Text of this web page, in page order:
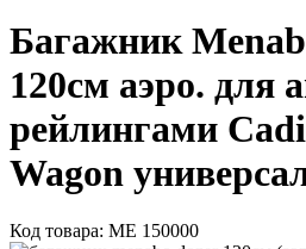
Багажник
120см аэро. для
рейлингами
Wagon
Код товара: ME 150000